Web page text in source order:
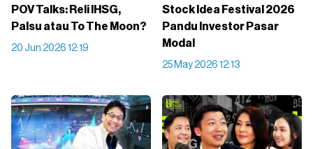
POV Talks: Reli IHSG,
Palsu atau To The Moon?
20 Jun 2026 12:19
Stock Idea Festival 2026
Pandu Investor Pasar
Modal
25 May 2026 12:13